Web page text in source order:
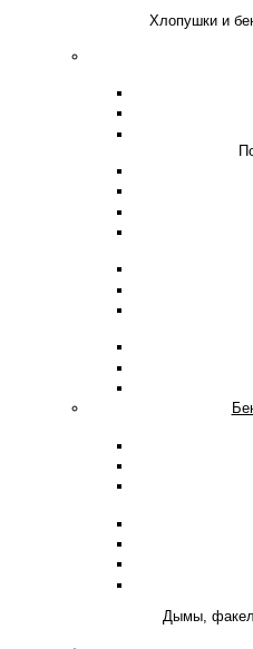
Хлопушки и
Дымы,